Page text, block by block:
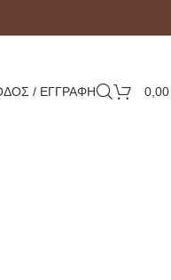
Box Now!
/ ΕΓΓΡΑΦΗ